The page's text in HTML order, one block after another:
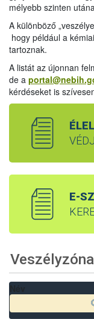
mélyebb szinten
A különböző
hogy például a
tartoznak.
A listát az újonnan
de a
kérdéseket is
E-
Veszélyzóna